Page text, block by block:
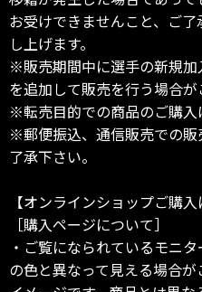
お受けできませんこと、ご
し上げます。
※販売期間中に選手の新規
を追加して販売を行う場合が
※転売目的での商品のご購入
※郵便振込、通信販売での
了承下さい。
【オンラインショップご購
［購入ページについて］
・ご覧になられているモニ
の色と異なって見える場合